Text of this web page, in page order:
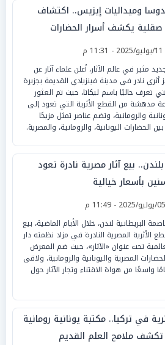
وميداليات إيزيس.. اكتشاف
يكشف أسرار الحضارات
مثير في عالم الآثار، أعلن علماء آثار عن
نادر في مدينة فينزيادي القديمة بجزيرة
تعرف حاليًا باسم ليكاتا، حيث تم العثور
مدهشة من القطع الأثرية التي تعود إلى
والرومانية، وتضم عناصر تمثل مزيجًا
بين الحضارات اليونانية، والرومانية، والمصرية.
بيع آثار مصرية نادرة تعود
بأسعار خيالية
البريطانية لندن، خلال الأيام الماضية، بيع
الأثرية المصرية النادرة في مزاد نظمته دار
تحت عنوان «الآثار»، حيث ضم المعرض
المصرية واليونانية والرومانية، ولاقى
واسعًا من هواة الاقتناء وتجار الآثار حول
في تركيا.. مكتبة يونانية رومانية
ملامح العلم القديم